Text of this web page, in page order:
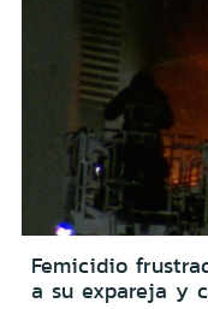
Femicidio
a su expareja y